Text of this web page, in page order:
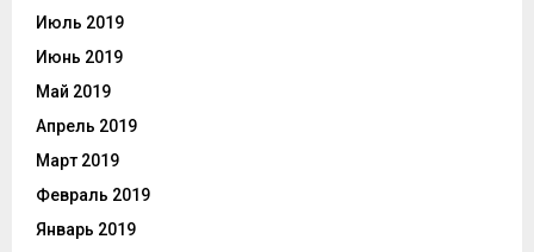
Июль 2019
Июнь 2019
Май 2019
Апрель 2019
Март 2019
Февраль 2019
Январь 2019